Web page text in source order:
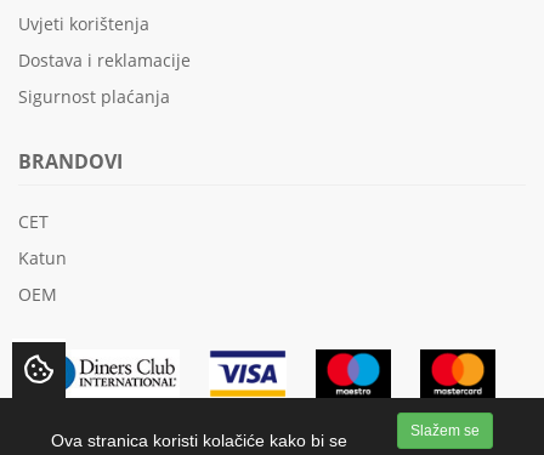
Uvjeti korištenja
Dostava i reklamacije
Sigurnost plaćanja
BRANDOVI
CET
Katun
OEM
Ova stranica koristi kolačiće kako bi se Slažem se